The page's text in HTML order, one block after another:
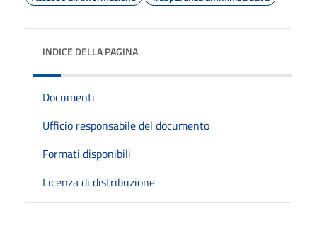
INDICE DELLA PAGINA
Documenti
Ufficio responsabile del documento
Formati disponibili
Licenza di distribuzione